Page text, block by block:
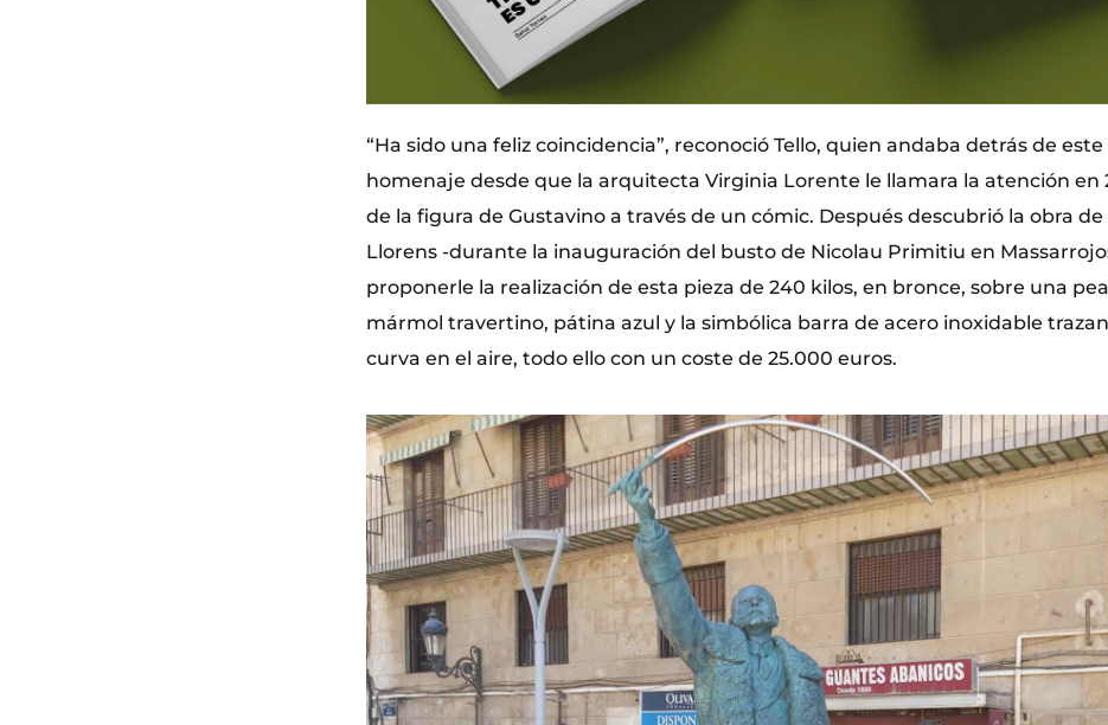
“Ha sido una feliz coincidencia”, reconoció Tello, quien andaba detrás de
homenaje desde que la arquitecta Virginia Lorente le llamara la atención en
de la figura de Gustavino a través de un cómic. Después descubrió la obra
Llorens -durante la inauguración del busto de Nicolau Primitiu en
proponerle la realización de esta pieza de 240 kilos, en bronce, sobre una
mármol travertino, pátina azul y la simbólica barra de acero inoxidable
curva en el aire, todo ello con un coste de 25.000 euros.